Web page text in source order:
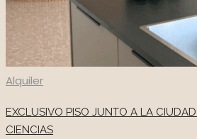
961 608 936
Alquiler
EXCLUSIVO PISO JUNTO A LA
CIENCIAS